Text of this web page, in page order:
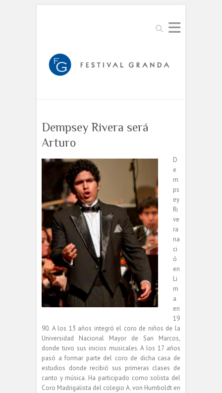
Buscar
Dempsey Rivera será
Arturo
D
e
m
ps
ey
Ri
ve
ra
na
ci
ó
en
Li
m
a
en
19
90. A los 13 años integró el coro de niños de la
Universidad Nacional Mayor de San Marcos,
donde tuvo sus inicios musicales. A los 17 años
pasó a formar parte del coro de dicha casa de
estudios donde recibió sus primeras clases de
canto y música. Ha participado como solista del
Coro Madrigalista del colegio A. von Humboldt en